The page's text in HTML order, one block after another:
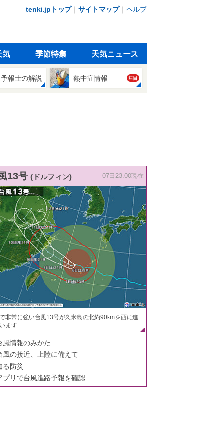
tenki.jpトップ｜ サイトマップ｜ ヘルプ
気 季節特集 天気ニュース
報士の解説 熱中症情報 注目
13号 (ドルフィン) 07日23:00現在
非常に強い台風13号が久米島の北約90kmを西に進
ます
風情報のみかた
風の接近、上陸に備えて
る防災
プリで台風進路予報を確認